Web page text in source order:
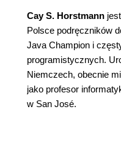
Cay S. Horstmann
Polsce podręczników
Java Champion i
programistycznych.
Niemczech, obecnie
jako profesor
w San José.